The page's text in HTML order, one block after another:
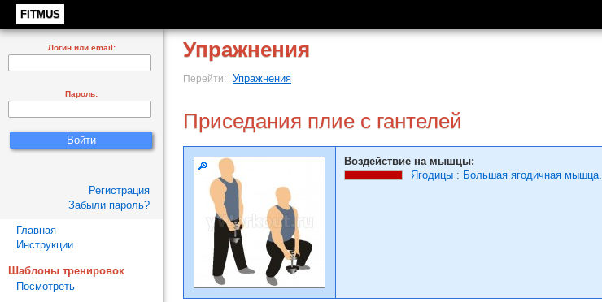
FITMUS
Упражнения
Перейти: Упражнения
Приседания плие с гантелей
Воздействие на мышцы:
Ягодицы : Большая ягодичная мышца.
Логин или email:
Пароль:
Регистрация
Забыли пароль?
Главная
Инструкции
Шаблоны тренировок
Посмотреть